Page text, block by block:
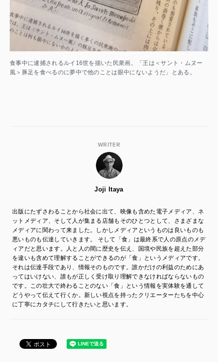
食事中に逮捕されるルイ16世を描いた民衆画。「王は＜サント・ムヌー
風＞豚足を食べるのに夢中で他のことは眼中にないようだ」とある。
WRITER
Joji Itaya
出版にたずさわることから社会に出て、映像も含めた電子メディア、ネ
ットメディア、そして人が集まる店舗もそのひとつとして、さまざまな
メディアに関わって来ました。しかしメディアというものは良いものも
悪いものも伝達していきます。 そして「食」は最終系で人の原点のメデ
ィアだと思います。人と人の間に歴史を伝え、国境や民族を超えた部分
を違いも含めて理解することができるのが「食」というメディアです。
それは伝達手段であり、情報そのものです。誰かだけの利益のためにあ
ってはいけない、誰もが正しく受け取り理解できなければならないもの
です。この壮大で終わることのない「食」という情報を実体験を通して
どうやって伝えて行くか。新しい視点を持ったクリエーターたちを中心
に丁寧にカタチにして行きたいと思います。